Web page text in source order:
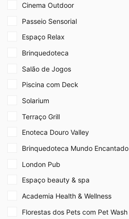
Cinema Outdoor
Passeio Sensorial
Espaço Relax
Brinquedoteca
Salão de Jogos
Piscina com Deck
Solarium
Terraço Grill
Enoteca Douro Valley
Brinquedoteca Mundo Encantado
London Pub
Espaço beauty & spa
Academia Health & Wellness
Florestas dos Pets com Pet Wash